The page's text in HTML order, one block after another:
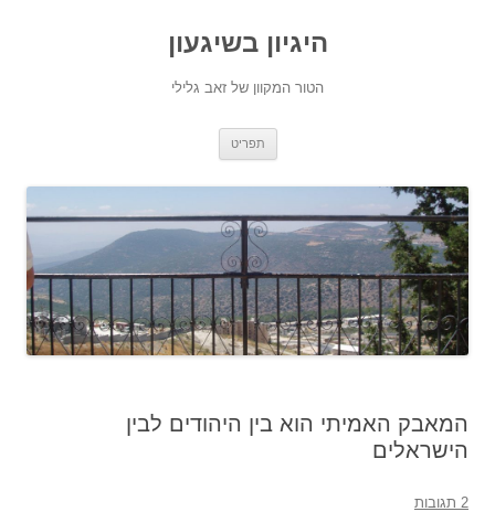
היגיון בשיגעון
הטור המקוון של זאב גלילי
תפריט
המאבק האמיתי הוא בין היהודים לבין
הישראלים
2 תגובות